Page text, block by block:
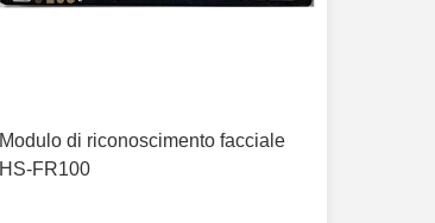
Modulo di riconoscimento facciale
HS-FR100